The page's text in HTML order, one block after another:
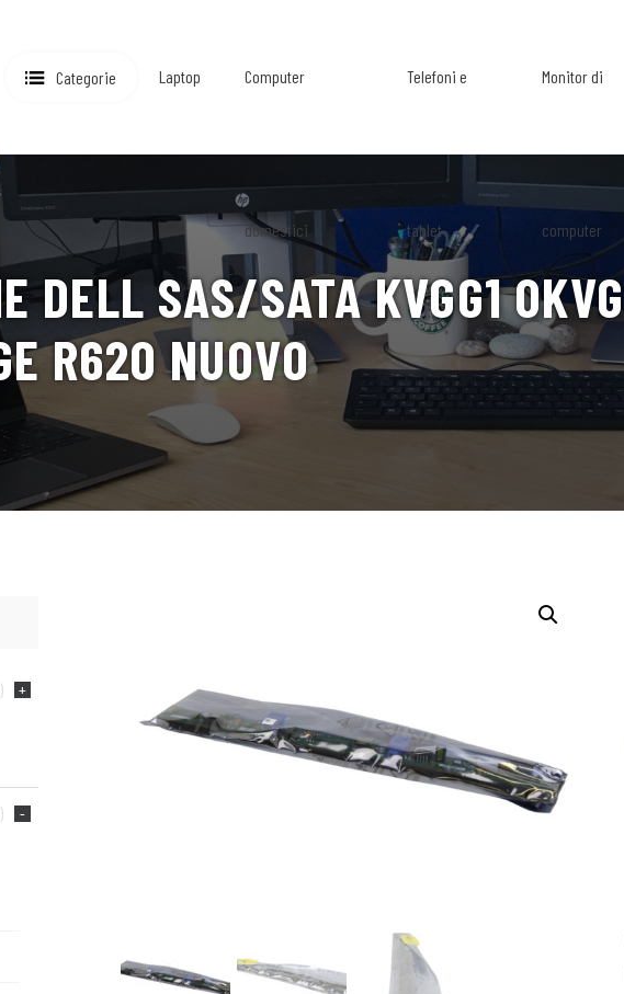
Categorie Laptop Computer
domestici
Telefoni e
tablet
Monitor di
computer
DELL SAS/SATA KVGG1
R620 NUOVO